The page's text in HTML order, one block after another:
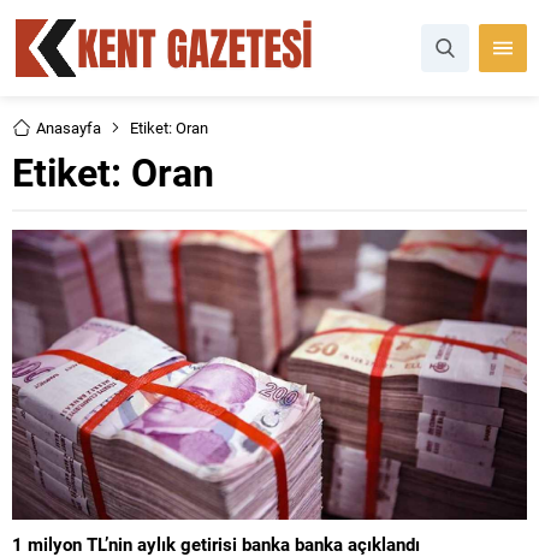
Anasayfa Etiket: Oran
Etiket: Oran
1 milyon TL’nin aylık getirisi banka banka açıklandı